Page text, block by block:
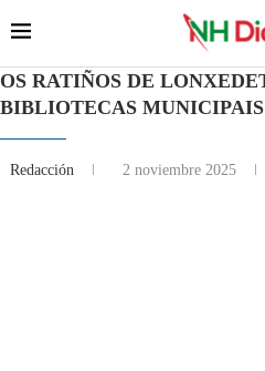
OS RATIÑOS DE
BIBLIOTECAS
Redacción 2 noviembre 2025